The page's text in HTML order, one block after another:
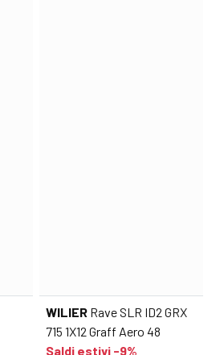
WILIER Rave SLR ID2 GRX
715 1X12 Graff Aero 48
Saldi estivi -9%